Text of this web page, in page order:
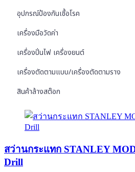
อุปกรณ์ป้องกันเชื้อโรค
เครื่องมือวัดค่า
เครื่องปั่นไฟ เครื่องยนต์
เครื่องตัดตามแบบ/เครื่องตัดตามราง
สินค้าล้างสต๊อก
สว่านกระแทก STANLEY
Drill